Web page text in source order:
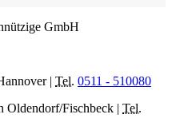
GmbH
| Tel. 0511 - 510080
Oldendorf/Fischbeck | Tel.